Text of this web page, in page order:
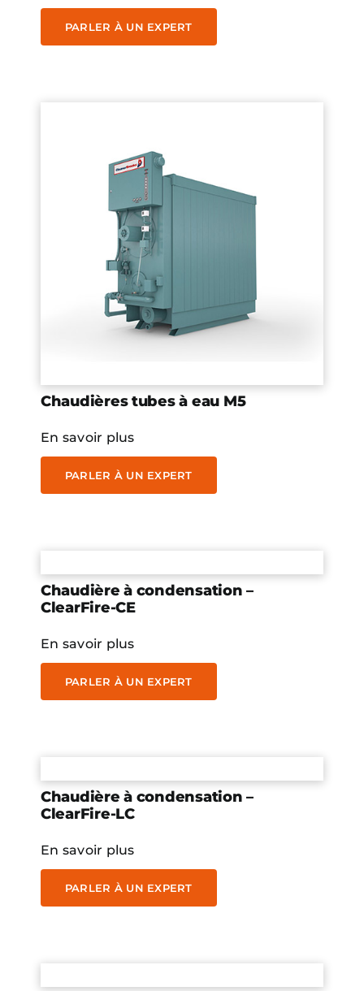
PARLER À UN EXPERT
Chaudières tubes à eau M5
En savoir plus
PARLER À UN EXPERT
Chaudière à condensation –
ClearFire-CE
En savoir plus
PARLER À UN EXPERT
Chaudière à condensation –
ClearFire-LC
En savoir plus
PARLER À UN EXPERT